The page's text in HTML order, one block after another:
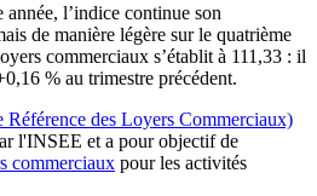
l’indice continue son
de manière légère sur le quatrième
commerciaux s’établit à 111,33 : il
% au trimestre précédent.
des Loyers Commerciaux)
l'INSEE et a pour objectif de
commerciaux pour les activités